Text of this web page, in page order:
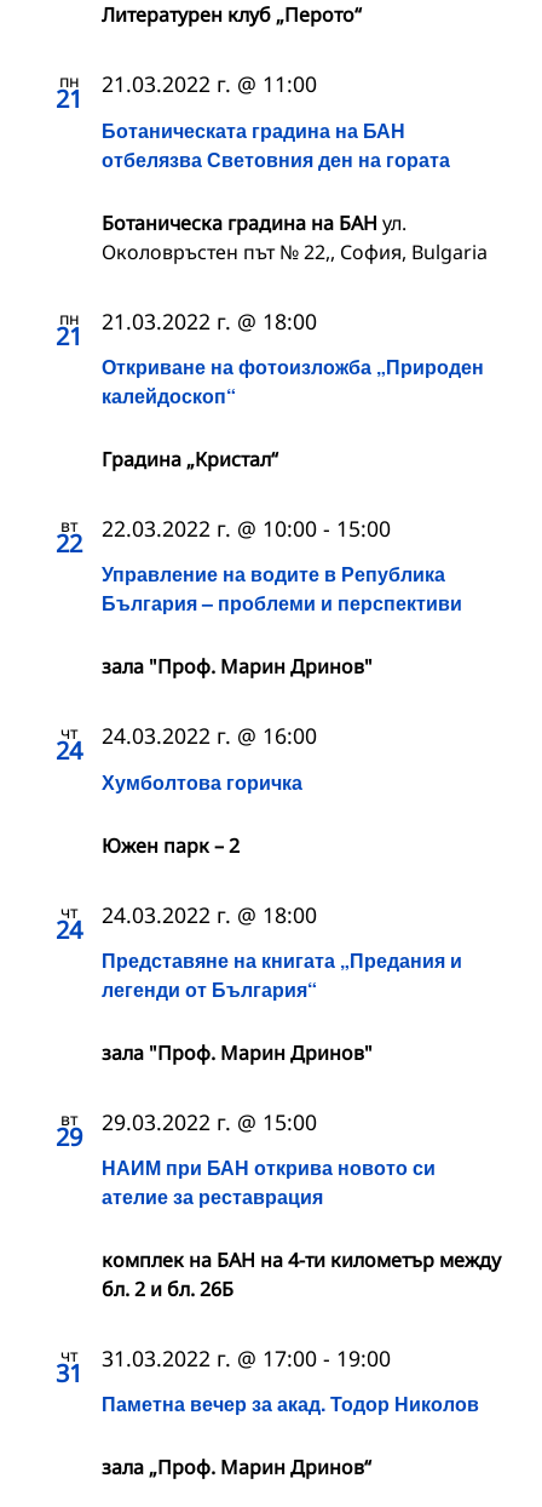
Литературен клуб „Перото“
пн
21
Ботаническата градина на БАН
отбелязва Световния ден на гората
21.03.2022 г. @ 11:00
Ботаническа градина на БАН ул.
Околовръстен път № 22,, София, Bulgaria
пн
21
Откриване на фотоизложба „Природен
калейдоскоп“
21.03.2022 г. @ 18:00
Градина „Кристал“
вт
22
Управление на водите в Република
България – проблеми и перспективи
22.03.2022 г. @ 10:00 - 15:00
зала "Проф. Марин Дринов"
чт
24
Хумболтова горичка
24.03.2022 г. @ 16:00
Южен парк – 2
чт
24
Представяне на книгата „Предания и
легенди от България“
24.03.2022 г. @ 18:00
зала "Проф. Марин Дринов"
вт
29
НАИМ при БАН открива новото си
ателие за реставрация
29.03.2022 г. @ 15:00
комплек на БАН на 4-ти километър между
бл. 2 и бл. 26Б
чт
31
Паметна вечер за акад. Тодор Николов
31.03.2022 г. @ 17:00 - 19:00
зала „Проф. Марин Дринов“